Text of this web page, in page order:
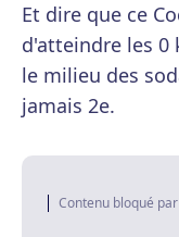
Et dire que ce
d'atteindre les 0
le milieu des
jamais 2e.
Contenu bloqué